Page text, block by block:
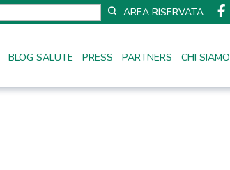
AREA RISERVATA
BLOG SALUTE PRESS PARTNERS CHI SIAMO